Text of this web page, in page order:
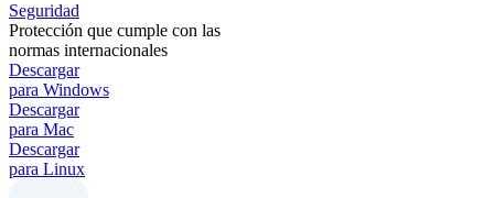
Seguridad
Protección que cumple con las
normas internacionales
Descargar
para Windows
Descargar
para Mac
Descargar
para Linux